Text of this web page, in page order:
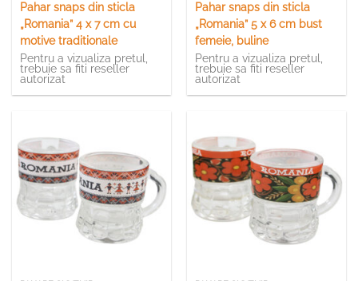
Pahar snaps din sticla
„Romania” 4 x 7 cm cu
motive traditionale
Pentru a vizualiza pretul,
trebuie sa fiti reseller
autorizat
Pahar snaps din sticla
„Romania” 5 x 6 cm bust
femeie, buline
Pentru a vizualiza pretul,
trebuie sa fiti reseller
autorizat